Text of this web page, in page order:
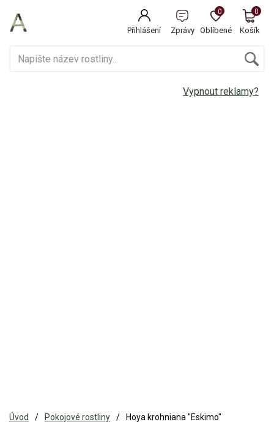
Přihlášení Zprávy Oblíbené
0
Košík
0
Vypnout reklamy?
Úvod Pokojové rostliny Hoya krohniana "Eskimo"